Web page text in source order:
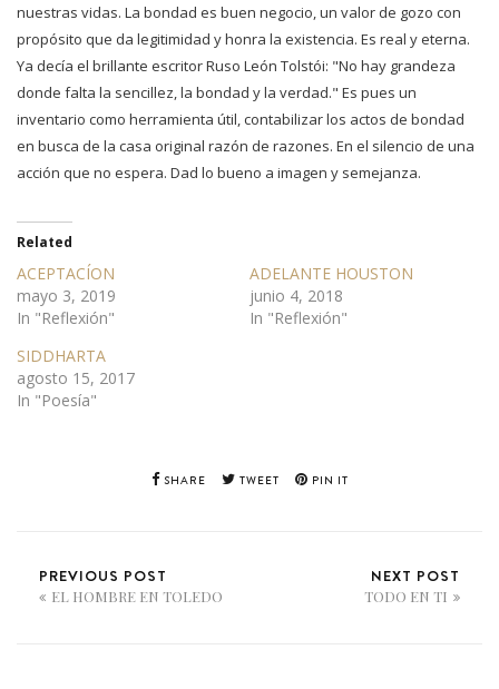
nuestras vidas. La bondad es buen negocio, un valor de gozo con
propósito que da legitimidad y honra la existencia. Es real y eterna.
Ya decía el brillante escritor Ruso León Tolstói: "No hay grandeza
donde falta la sencillez, la bondad y la verdad." Es pues un
inventario como herramienta útil, contabilizar los actos de bondad
en busca de la casa original razón de razones. En el silencio de una
acción que no espera. Dad lo bueno a imagen y semejanza.
Related
ACEPTACÍON
mayo 3, 2019
In "Reflexión"
ADELANTE HOUSTON
junio 4, 2018
In "Reflexión"
SIDDHARTA
agosto 15, 2017
In "Poesía"
SHARE TWEET PIN IT
PREVIOUS POST
EL HOMBRE EN TOLEDO
NEXT POST
TODO EN TI